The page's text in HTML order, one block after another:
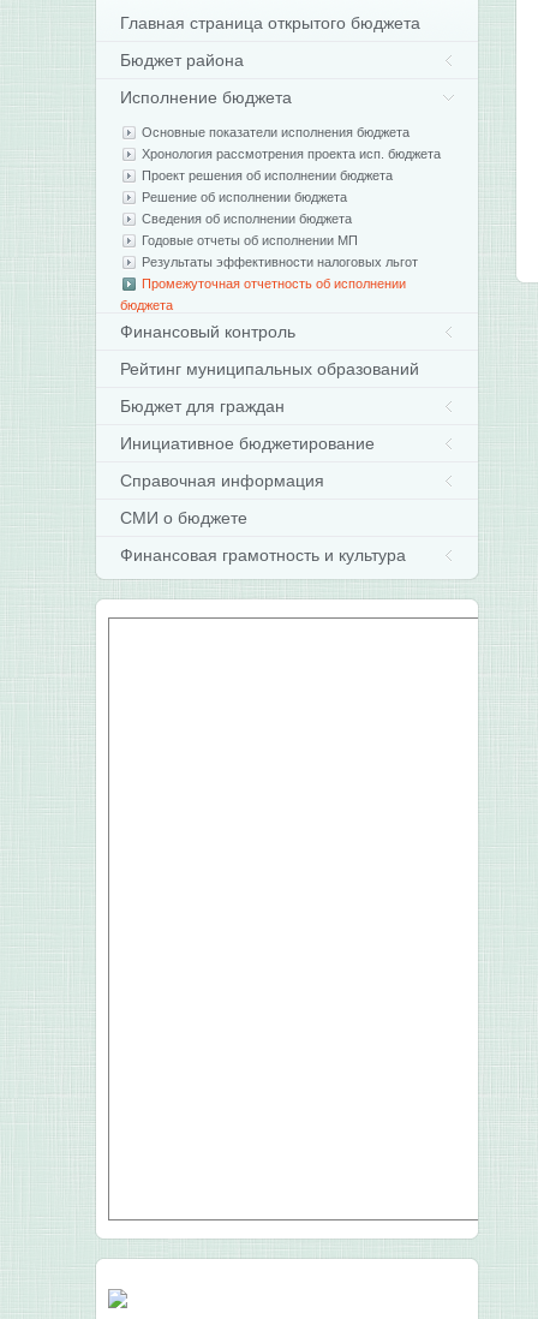
Главная страница открытого бюджета
Бюджет района
Исполнение бюджета
Основные показатели исполнения бюджета
Хронология рассмотрения проекта исп. бюджета
Проект решения об исполнении бюджета
Решение об исполнении бюджета
Сведения об исполнении бюджета
Годовые отчеты об исполнении МП
Результаты эффективности налоговых льгот
Промежуточная отчетность об исполнении
бюджета
Финансовый контроль
Рейтинг муниципальных образований
Бюджет для граждан
Инициативное бюджетирование
Справочная информация
СМИ о бюджете
Финансовая грамотность и культура